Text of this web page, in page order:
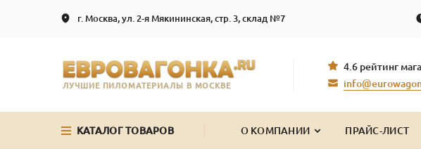
г. Москва, ул. 2-я Мякининская, стр. 3, склад №7
ЛУЧШИЕ ПИЛОМАТЕРИАЛЫ В МОСКВЕ
4.6 рейтинг
КАТАЛОГ ТОВАРОВ О КОМПАНИИ ПРАЙС-ЛИСТ